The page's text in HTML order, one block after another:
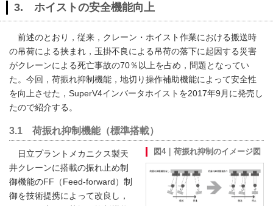
3. ホイストの安全機能向上
前述のとおり，従来，クレーン・ホイスト作業における搬送時
の吊荷による挟まれ，玉掛不良による吊荷の落下に起因する災害
がクレーンによる死亡事故の70％以上を占め，問題となってい
た。今回，荷振れ抑制機能，地切り操作補助機能によって安全性
を向上させた，SuperV4インバータホイストを2017年9月に発売し
たので紹介する。
3.1 荷振れ抑制機能（標準搭載）
図4｜荷振れ抑制のイメージ図
日立プラントメカニクス製天
井クレーンに搭載の振れ止め制
御機能のFF（Feed-forward）制
御を技術提携によって改良し，